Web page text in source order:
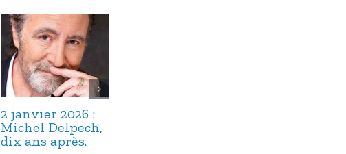
2 janvier 2026 :
Michel Delpech,
dix ans après.